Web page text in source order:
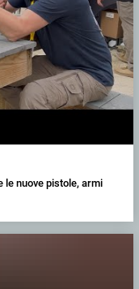
le nuove pistole, armi